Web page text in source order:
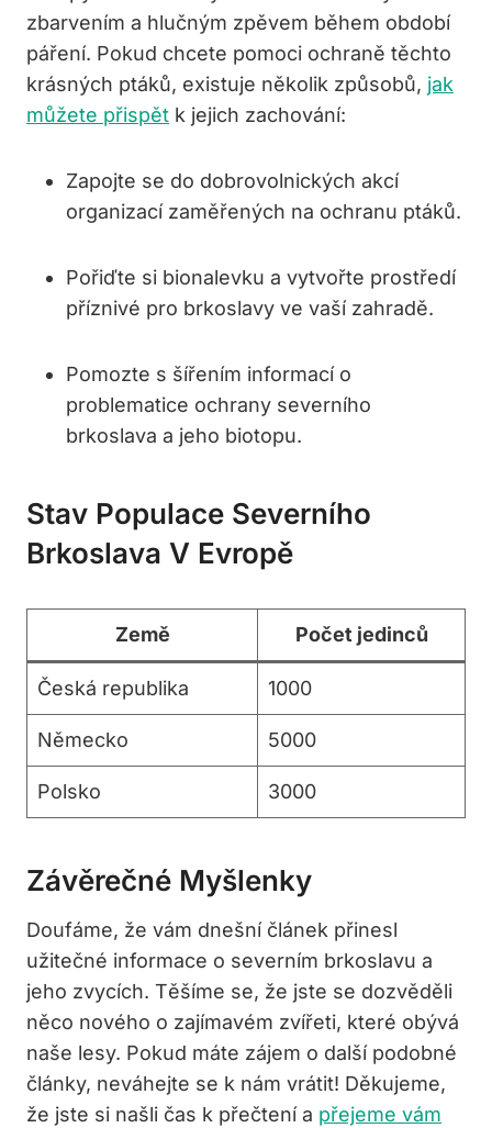
zbarvením a hlučným zpěvem během období
páření. Pokud chcete pomoci ochraně těchto
krásných ptáků, existuje několik způsobů, jak
můžete přispět k jejich zachování:
Zapojte se do dobrovolnických akcí
organizací zaměřených na ochranu ptáků.
Pořiďte si bionalevku a vytvořte prostředí
příznivé pro brkoslavy ve vaší zahradě.
Pomozte s šířením informací o
problematice ochrany severního
brkoslava a jeho biotopu.
Stav Populace Severního
Brkoslava V Evropě
Země Počet jedinců
Česká republika 1000
Německo 5000
Polsko 3000
Závěrečné Myšlenky
Doufáme, že vám dnešní článek přinesl
užitečné informace o severním brkoslavu a
jeho zvycích. Těšíme se, že jste se dozvěděli
něco nového o zajímavém zvířeti, které obývá
naše lesy. Pokud máte zájem o další podobné
články, neváhejte se k nám vrátit! Děkujeme,
že jste si našli čas k přečtení a přejeme vám